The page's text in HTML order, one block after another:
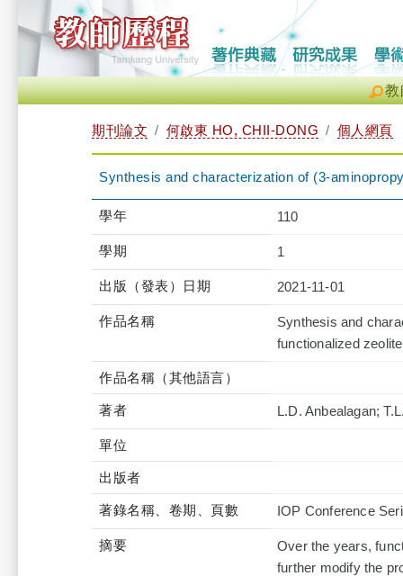
教
期刊論文 何啟東 HO, CHII-DONG 個人網頁
Synthesis and characterization of (3-
學年 110
學期 1
出版（發表）日期 2021-11-01
作品名稱
Synthesis and
functionalized
作品名稱（其他語言）
著者 L.D. Anbealagan;
單位
出版者
著錄名稱、卷期、頁數 IOP Conference
摘要
Over the years,
further modify the